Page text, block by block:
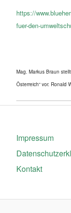
https://
fuer-den-
Mag. Markus Braun
Österreich“ vor. Ronald
Impressum
Kontakt